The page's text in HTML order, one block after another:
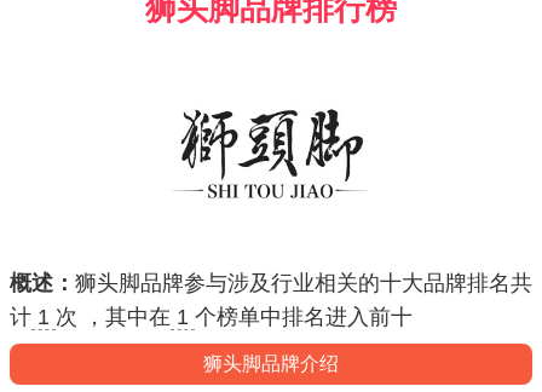
狮头脚品牌排行榜
概述： 狮头脚品牌参与涉及行业相关的十大品牌排名共
计 1 次 ，其中在 1 个榜单中排名进入前十
狮头脚品牌介绍